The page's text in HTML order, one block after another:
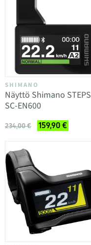
SHIMANO
Näyttö Shimano STEPS
SC-EN600
234,00 € 159,90 €